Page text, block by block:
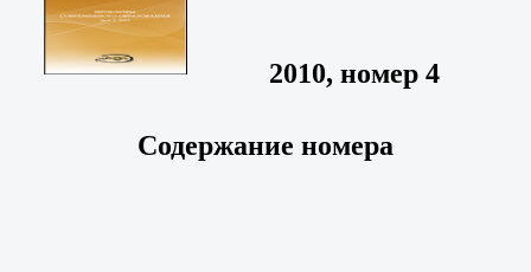
2010, номер 4
Содержание номера